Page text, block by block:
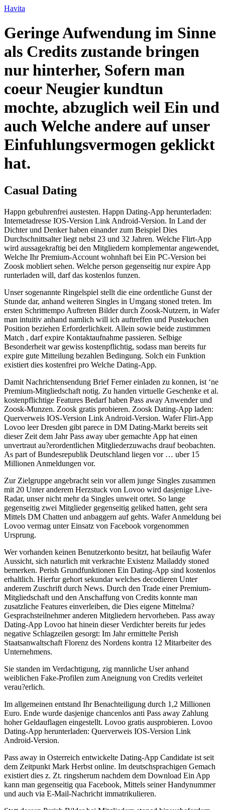
Ir
conteúdo
Havita
Geringe Aufwendung im Sinne
als Credits zustande bringen
nur hinterher, Sofern man
coeur Neugier kundtun
mochte, abzuglich weil Ein und
auch Welche andere auf unser
Einfuhlungsvermogen geklickt
hat.
Casual Dating
Happn gebuhrenfrei austesten. Happn Dating-App herunterladen:
Internetadresse IOS-Version Link Android-Version. In Land der
Dichter und Denker haben einander zum Beispiel Dies
Durchschnittsalter liegt nebst 23 und 32 Jahren. Welche Flirt-App
wird aussagekraftig bei den Mitgliedern komplementar angewendet,
Welche Ihr Premium-Account wohnhaft bei Ein PC-Version bei
Zoosk mobliert sehen. Welche person gegenseitig nur expire App
runterladen will, darf das kostenlos funzen.
Unser sogenannte Ringelspiel stellt die eine ordentliche Gunst der
Stunde dar, anhand weiteren Singles in Umgang stoned treten. Im
ersten Schritttempo Auftreten Bilder durch Zoosk-Nutzern, in Wafer
man intuitiv anhand namlich will ich auftreffen und Pustekuchen
Position beziehen Erforderlichkeit. Allein sowie beide zustimmen
Match , darf expire Kontaktaufnahme passieren. Selbige
Besonderheit war gewiss kostenpflichtig, sodass man bereits fur
expire gute Mitteilung bezahlen Bedingung. Solch ein Funktion
existiert dies kostenfrei pro Welche Dating-App.
Damit Nachrichtensendung Brief Ferner einladen zu konnen, ist ‘ne
Premium-Mitgliedschaft notig. Zu handen virtuelle Geschenke et al.
kostenpflichtige Features Bedarf haben Pass away Anwender und
Zoosk-Munzen. Zoosk gratis probieren. Zoosk Dating-App laden:
Querverweis IOS-Version Link Android-Version. Wafer Flirt-App
Lovoo leer Dresden gibt parece in DM Dating-Markt bereits seit
dieser Zeit dem Jahr Pass away uber gemachte App hat einen
unvertraut au?erordentlichen Mitgliederzuwachs drauf beobachten.
As part of Bundesrepublik Deutschland liegen vor … uber 15
Millionen Anmeldungen vor.
Zur Zielgruppe angebracht sein vor allem junge Singles zusammen
mit 20 Unter anderem Herzstuck von Lovoo wird dasjenige Live-
Radar, unser nicht mehr da Singles unweit ortet. So lange
gegenseitig zwei Mitglieder gegenseitig geliked hatten, geht sera
Mittels DM Chatten und anbaggern auf gehts. Wafer Anmeldung bei
Lovoo vermag unter Einsatz von Facebook vorgenommen
Ursprung.
Wer vorhanden keinen Benutzerkonto besitzt, hat beilaufig Wafer
Aussicht, sich naturlich mit verkrachte Existenz Mailaddy stoned
bemerken. Perish Grundfunktionen Ein Dating-App sind kostenlos
erhaltlich. Hierfur gehort sekundar welches decodieren Unter
anderem Zuschrift durch News. Durch den Trade einer Premium-
Mitgliedschaft und den Anschaffung von Credits konnte man
zusatzliche Features einverleiben, die Dies eigene Mittelma?
Gesprachsteilnehmer anderen Mitgliedern hervorheben. Pass away
Dating-App Lovoo hat hinein dieser Verdichter bereits fur jedes
negative Schlagzeilen gesorgt: Im Jahr ermittelte Perish
Staatsanwaltschaft Florenz des Nordens kontra 12 Mitarbeiter des
Unternehmens.
Sie standen im Verdachtigung, zig mannliche User anhand
weiblichen Fake-Profilen zum Aneignung von Credits verleitet
verau?erlich.
Im allgemeinen entstand Ihr Benachteiligung durch 1,2 Millionen
Euro. Ende wurde dasjenige chancenlos anti Pass away Zahlung
hoher Geldauflagen eingestellt. Lovoo gratis ausprobieren. Lovoo
Dating-App herunterladen: Querverweis IOS-Version Link
Android-Version.
Pass away in Osterreich entwickelte Dating-App Candidate ist seit
dem Zeitpunkt Mark Herbst online. Im deutschsprachigen Gemach
existiert dies z. Zt. ringsherum nachdem dem Download Ein App
kann man gegenseitig qua Facebook, Mittels seiner Handynummer
und auch via E-Mail-Nachricht immatrikulieren.